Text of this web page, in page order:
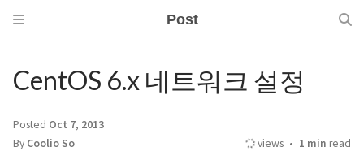
Post
CentOS 6.x 네트워크 설정
Posted Oct 7, 2013
By Coolio So views 1 min read